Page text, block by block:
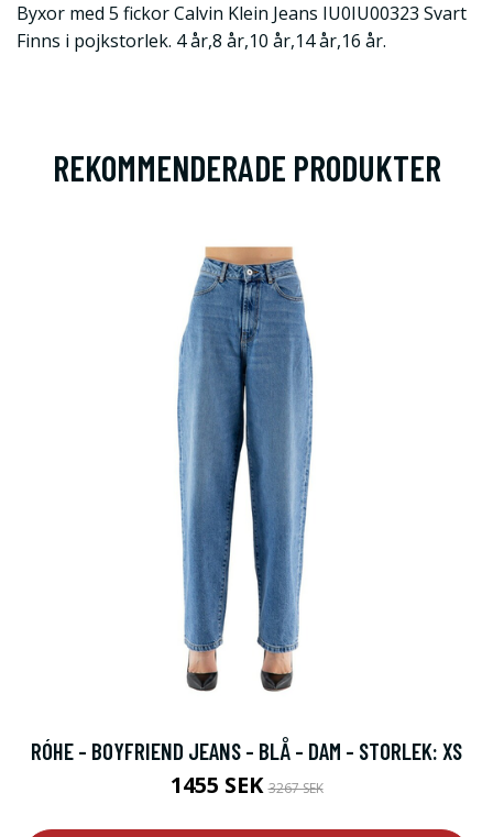
Byxor med 5 fickor Calvin Klein Jeans IU0IU00323 Svart
Finns i pojkstorlek. 4 år,8 år,10 år,14 år,16 år.
REKOMMENDERADE PRODUKTER
RÓHE - BOYFRIEND JEANS - BLÅ - DAM - STORLEK: XS
1455 SEK3267 SEK